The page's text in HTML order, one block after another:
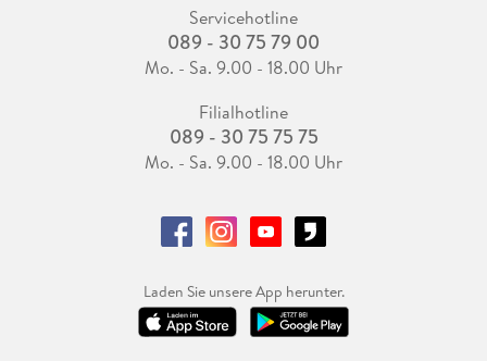
Servicehotline
089 - 30 75 79 00
Mo. - Sa. 9.00 - 18.00 Uhr
Filialhotline
089 - 30 75 75 75
Mo. - Sa. 9.00 - 18.00 Uhr
Laden Sie unsere App herunter.